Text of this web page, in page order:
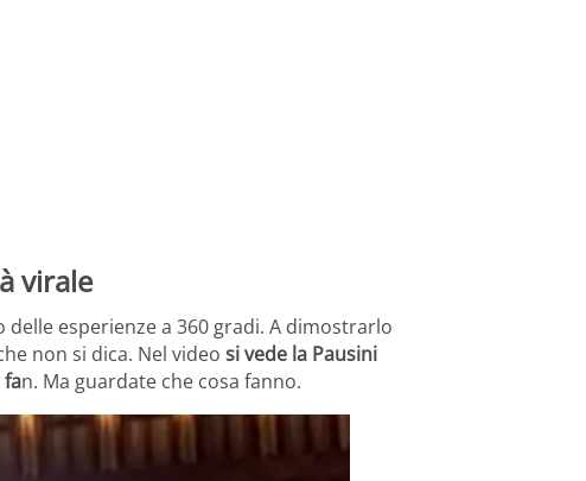
virale
esperienze a 360 gradi. A dimostrarlo
non si dica. Nel video si vede la Pausini
fan. Ma guardate che cosa fanno.